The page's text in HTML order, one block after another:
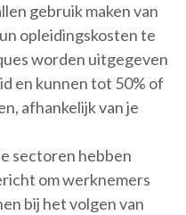
gebruik maken van
opleidingskosten te
worden uitgegeven
en kunnen tot 50% of
afhankelijk van je
sectoren hebben
om werknemers
bij het volgen van